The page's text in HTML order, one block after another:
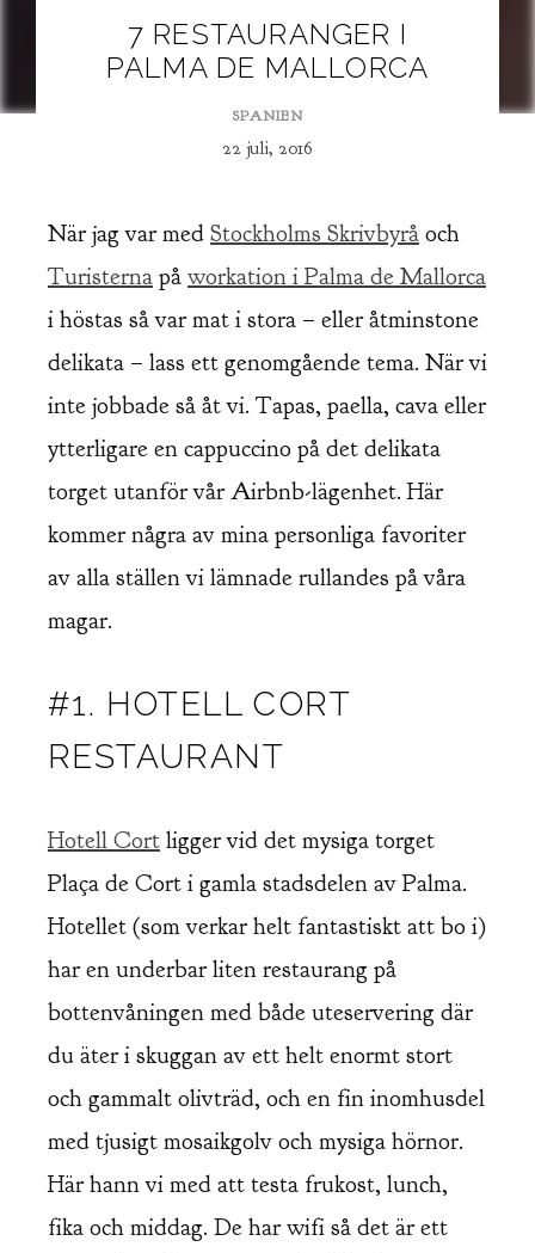
7 RESTAURANGER I
PALMA DE MALLORCA
SPANIEN
22 juli, 2016
När jag var med Stockholms Skrivbyrå och
Turisterna på workation i Palma de Mallorca
i höstas så var mat i stora – eller åtminstone
delikata – lass ett genomgående tema. När vi
inte jobbade så åt vi. Tapas, paella, cava eller
ytterligare en cappuccino på det delikata
torget utanför vår Airbnb-lägenhet. Här
kommer några av mina personliga favoriter
av alla ställen vi lämnade rullandes på våra
magar.
#1. HOTELL CORT
RESTAURANT
Hotell Cort ligger vid det mysiga torget
Plaça de Cort i gamla stadsdelen av Palma.
Hotellet (som verkar helt fantastiskt att bo i)
har en underbar liten restaurang på
bottenvåningen med både uteservering där
du äter i skuggan av ett helt enormt stort
och gammalt olivträd, och en fin inomhusdel
med tjusigt mosaikgolv och mysiga hörnor.
Här hann vi med att testa frukost, lunch,
fika och middag. De har wifi så det är ett